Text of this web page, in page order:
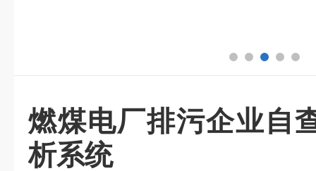
燃煤电厂排污企业自
析系统